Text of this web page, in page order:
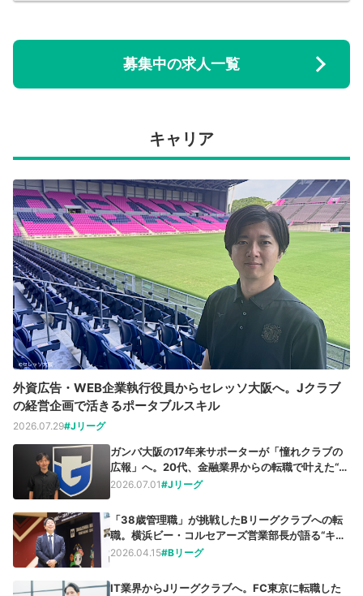
募集中の求人一覧
キャリア
外資広告・WEB企業執行役員からセレッソ大阪へ。Jクラブ
の経営企画で活きるポータブルスキル
2026.07.29#Jリーグ
ガンバ大阪の17年来サポーターが「憧れクラブの
広報」へ。20代、金融業界からの転職で叶えた“夢
の仕事”
2026.07.01#Jリーグ
「38歳管理職」が挑戦したBリーグクラブへの転
職。横浜ビー・コルセアーズ営業部長が語る“キャ
リアの切り拓き方”
2026.04.15#Bリーグ
IT業界からJリーグクラブへ。FC東京に転職した